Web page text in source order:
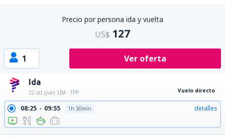
Precio por persona ida y vuelta
US$ 127
1 Ver oferta
Ida
22 oct (jue) LIM - TPP Vuelo directo
08:25 09:55 1h 30min detalles